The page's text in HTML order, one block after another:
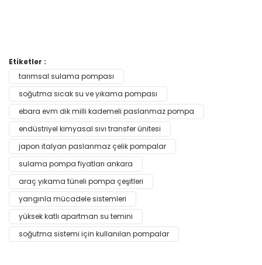
Bu ürüne ilk yorumu siz yapın!
Yorum Yaz
Bu ürünün fiyat bilgisi, resim, ürün açıklamalarında ve diğer
konularda yetersiz gördüğünüz noktaları öneri formunu
kullanarak tarafımıza iletebilirsiniz.
Görüş ve önerileriniz için teşekkür ederiz.
Ürün resmi kalitesiz, bozuk veya görüntülenemiyor.
Ürün açıklamasında eksik bilgiler bulunuyor.
Ürün bilgilerinde hatalar bulunuyor.
Ürün fiyatı diğer sitelerden daha pahalı.
Bu ürüne benzer farklı alternatifler olmalı.
Etiketler :
tarımsal sulama pompası
soğutma sıcak su ve yıkama pompası
ebara evm dik milli kademeli paslanmaz pompa
endüstriyel kimyasal sıvı transfer ünitesi
japon italyan paslanmaz çelik pompalar
sulama pompa fiyatları ankara
araç yıkama tüneli pompa çeşitleri
yangınla mücadele sistemleri
yüksek katlı apartman su temini
soğutma sistemi için kullanılan pompalar